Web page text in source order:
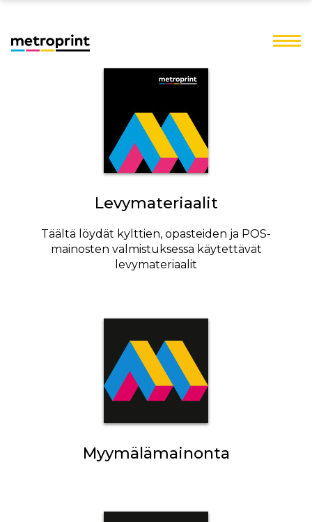
Levymateriaalit
Täältä löydät kylttien, opasteiden ja POS-
mainosten valmistuksessa käytettävät
levymateriaalit
Myymälämainonta